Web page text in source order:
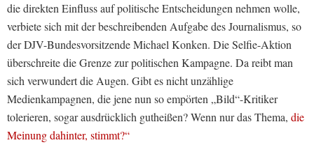
die direkten Einfluss auf politische Entscheidungen nehmen wolle,
verbiete sich mit der beschreibenden Aufgabe des Journalismus, so
der DJV-Bundesvorsitzende Michael Konken. Die Selfie-Aktion
überschreite die Grenze zur politischen Kampagne. Da reibt man
sich verwundert die Augen. Gibt es nicht unzählige
Medienkampagnen, die jene nun so empörten „Bild“-Kritiker
tolerieren, sogar ausdrücklich gutheißen? Wenn nur das Thema, die
Meinung dahinter, stimmt?“